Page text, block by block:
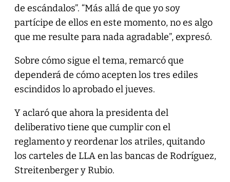
de escándalos”. “Más allá de que yo soy
partícipe de ellos en este momento, no es algo
que me resulte para nada agradable”, expresó.
Sobre cómo sigue el tema, remarcó que
dependerá de cómo acepten los tres ediles
escindidos lo aprobado el jueves.
Y aclaró que ahora la presidenta del
deliberativo tiene que cumplir con el
reglamento y reordenar los atriles, quitando
los carteles de LLA en las bancas de Rodríguez,
Streitenberger y Rubio.